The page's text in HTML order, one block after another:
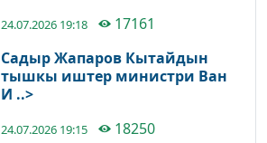
24.07.2026 19:18
17161
Садыр Жапаров Кытайдын
тышкы иштер министри Ван
И ..>
24.07.2026 19:15
18250